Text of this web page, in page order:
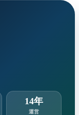
14年
運営